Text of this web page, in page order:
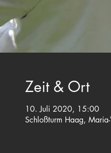
Zeit & Ort
10. Juli 2020, 15:00
Schloßturm Haag,